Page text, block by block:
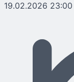
19.02.2026 23:00